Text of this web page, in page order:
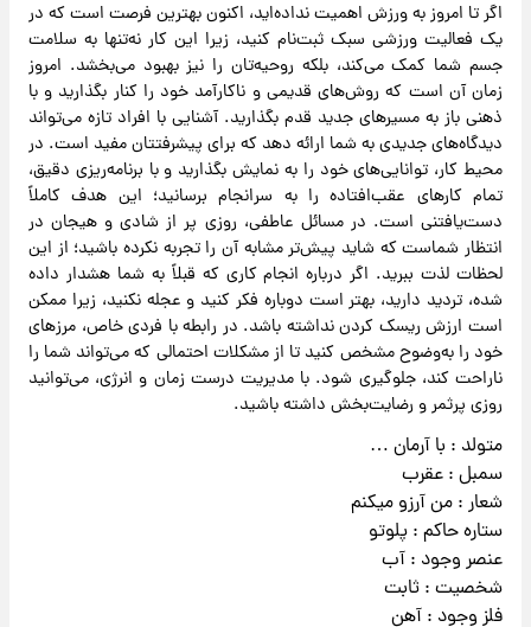
اگر تا امروز به ورزش اهمیت نداده‌اید، اکنون بهترین فرصت است که در
یک فعالیت ورزشی سبک ثبت‌نام کنید، زیرا این کار نه‌تنها به سلامت
جسم شما کمک می‌کند، بلکه روحیه‌تان را نیز بهبود می‌بخشد. امروز
زمان آن است که روش‌های قدیمی و ناکارآمد خود را کنار بگذارید و با
ذهنی باز به مسیرهای جدید قدم بگذارید. آشنایی با افراد تازه می‌تواند
دیدگاه‌های جدیدی به شما ارائه دهد که برای پیشرفتتان مفید است. در
محیط کار، توانایی‌های خود را به نمایش بگذارید و با برنامه‌ریزی دقیق،
تمام کارهای عقب‌افتاده را به سرانجام برسانید؛ این هدف کاملاً
دست‌یافتنی است. در مسائل عاطفی، روزی پر از شادی و هیجان در
انتظار شماست که شاید پیش‌تر مشابه آن را تجربه نکرده باشید؛ از این
لحظات لذت ببرید. اگر درباره انجام کاری که قبلاً به شما هشدار داده
شده، تردید دارید، بهتر است دوباره فکر کنید و عجله نکنید، زیرا ممکن
است ارزش ریسک کردن نداشته باشد. در رابطه با فردی خاص، مرزهای
خود را به‌وضوح مشخص کنید تا از مشکلات احتمالی که می‌تواند شما را
ناراحت کند، جلوگیری شود. با مدیریت درست زمان و انرژی، می‌توانید
روزی پرثمر و رضایت‌بخش داشته باشید.
متولد : با آرمان …
سمبل : عقرب
شعار : من آرزو میکنم
ستاره حاکم : پلوتو
عنصر وجود : آب
شخصیت : ثابت
فلز وجود : آهن